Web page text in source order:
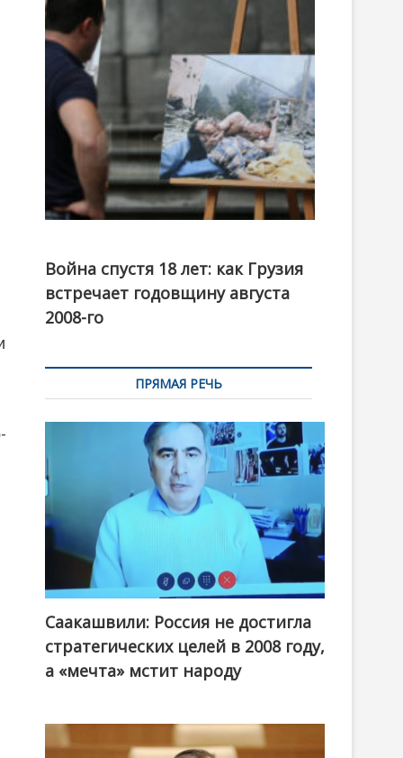
o
n
канал
Война спустя 18 лет: как Грузия
встречает годовщину августа
2008-го
ПРЯМАЯ РЕЧЬ
Саакашвили: Россия не достигла
стратегических целей в 2008 году,
а «мечта» мстит народу